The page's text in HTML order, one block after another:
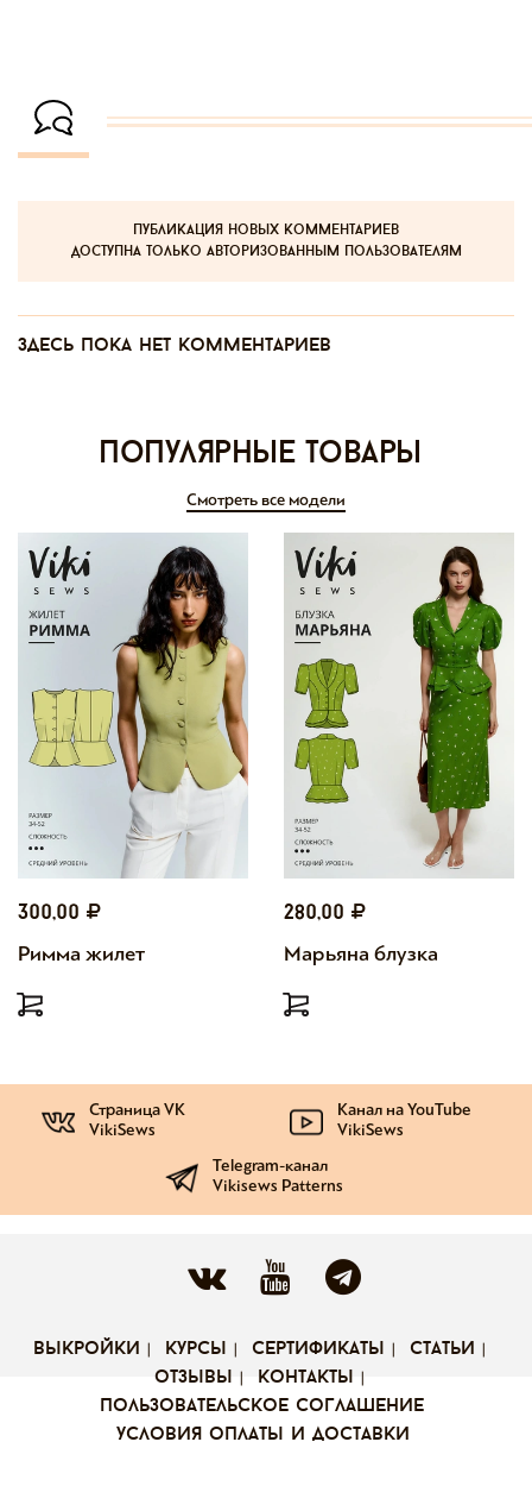
публикация новых комментариев
доступна только авторизованным пользователям
Здесь пока нет комментариев
Популярные товары
Смотреть все модели
300,00
Римма жилет
280,00
Марьяна блузка
Страница VK
VikiSews
Канал на YouTube
VikiSews
Telegram-канал
Vikisews Patterns
выкройки курсы сертификаты
статьи
отзывы
контакты
пользовательское соглашение
условия оплаты и доставки